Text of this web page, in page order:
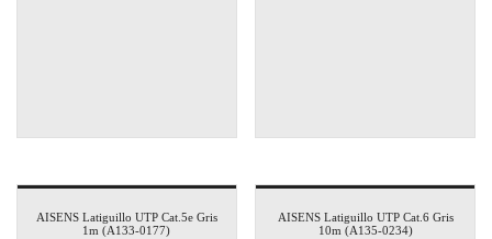
AISENS Latiguillo UTP Cat.5e Gris
1m (A133-0177)
AISENS Latiguillo UTP Cat.6 Gris
10m (A135-0234)